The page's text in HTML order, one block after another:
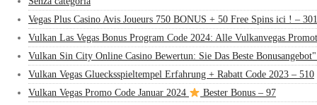
Vegas Plus Casino Avis Joueurs 750 BONUS + 50 Free Spins ici ! – 301
Vulkan Las Vegas Bonus Program Code 2024: Alle Vulkanvegas
Vulkan Sin City Online Casino Bewertun: Sie Das Beste
Vulkan Vegas Gluecksspieltempel Erfahrung + Rabatt Code 2023 – 510
Vulkan Vegas Promo Code Januar 2024
Bester Bonus – 97